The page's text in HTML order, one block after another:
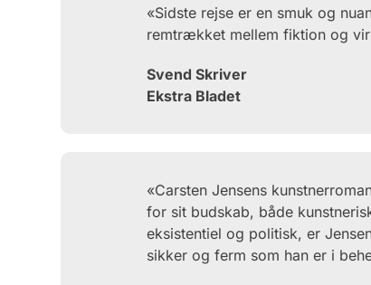
«Sidste rejse er en smuk og
remtrækket mellem fiktion og
Svend Skriver
Ekstra Bladet
«Carsten Jensens
for sit budskab, både
eksistentiel og politisk, er
sikker og ferm som han er i